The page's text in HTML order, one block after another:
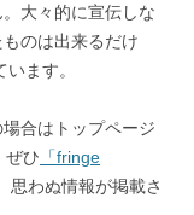
大々的に宣伝しな
のは出来るだけ
ます。
合はトップページ
ぜひ 「fringe
思わぬ情報が掲載さ